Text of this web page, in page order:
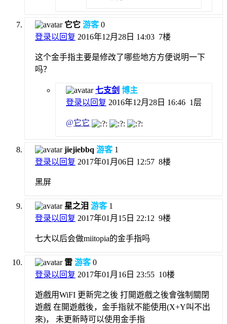
它它 游客 0
登录以回复 2016年12月28日 14:03 7楼
这个金手指主要是修改了哪些地方方便说明一下
吗？
七支剑 博主
登录以回复 2016年12月28日 16:46 1层
@它它
jiejiebbq 游客 1
登录以回复 2017年01月06日 12:57 8楼
黑屏
星之泪 游客 1
登录以回复 2017年01月15日 22:12 9楼
七大以后会做miitopia的金手指吗
雷 游客 0
登录以回复 2017年01月16日 23:55 10楼
遊戲用WiFI 更新完之後 打開遊戲之後會強制關閉
遊戲 在開遊戲後，金手指就不能使用(X+Y叫不出
來)， 未更新時可以使用金手指